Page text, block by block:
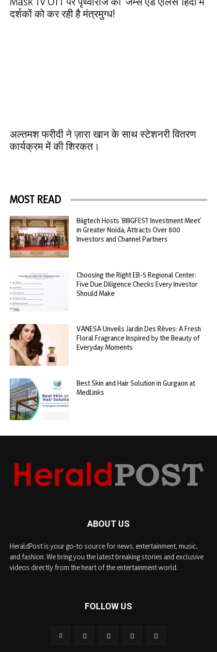
दर्शकों को कर रही है मंत्रमुग्ध!
अल्तमश फरीदी ने ज़ारा खान के साथ स्टेशनरी वितरण
कार्यक्रम में की शिरकत।
MOST READ
Biigtech Hosts ‘BIIIGFEST Investment Meet’
in Greater Noida; Attracts Over 800
Investors and Channel Partners
Choosing the Right EB-5 Regional Center:
Five Due Diligence Checks Every Investor
Should Make
VANESA Unveils Jardin Des Rêves: A Fresh
Floral Fragrance Inspired by the Beauty of
Everyday Moments
Best Skin and Hair Solution in Gurgaon at
MedLinks
ABOUT US
HeraldPost is your go-to source for news, entertainment, music,
and fashion. We bring you the latest breaking stories and exclusive
videos directly from the heart of the entertainment world.
FOLLOW US